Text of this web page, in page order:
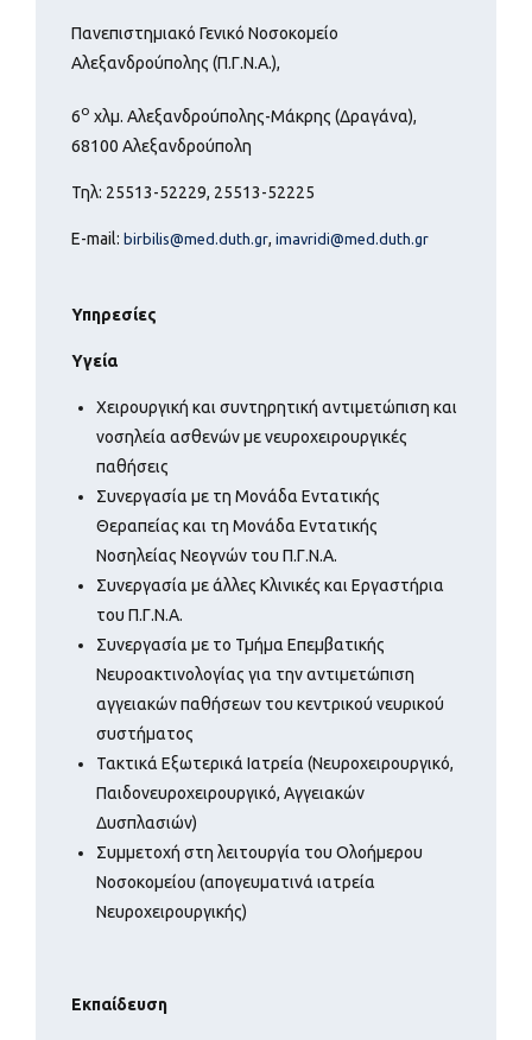
Πανεπιστημιακό Γενικό Νοσοκομείο
Αλεξανδρούπολης (Π.Γ.Ν.Α.),
6ο χλμ. Αλεξανδρούπολης-Μάκρης (Δραγάνα),
68100 Αλεξανδρούπολη
Τηλ: 25513-52229, 25513-52225
E-mail: birbilis@med.duth.gr, imavridi@med.duth.gr
Υπηρεσίες
Υγεία
Χειρουργική και συντηρητική αντιμετώπιση και
νοσηλεία ασθενών με νευροχειρουργικές
παθήσεις
Συνεργασία με τη Μονάδα Εντατικής
Θεραπείας και τη Μονάδα Εντατικής
Νοσηλείας Νεογνών του Π.Γ.Ν.Α.
Συνεργασία με άλλες Κλινικές και Εργαστήρια
του Π.Γ.Ν.Α.
Συνεργασία με το Τμήμα Επεμβατικής
Νευροακτινολογίας για την αντιμετώπιση
αγγειακών παθήσεων του κεντρικού νευρικού
συστήματος
Τακτικά Εξωτερικά Ιατρεία (Νευροχειρουργικό,
Παιδονευροχειρουργικό, Αγγειακών
Δυσπλασιών)
Συμμετοχή στη λειτουργία του Ολοήμερου
Νοσοκομείου (απογευματινά ιατρεία
Νευροχειρουργικής)
Εκπαίδευση